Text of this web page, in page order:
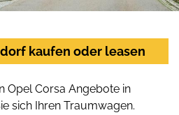
kaufen oder leasen
Opel Corsa Angebote in
sich Ihren Traumwagen.